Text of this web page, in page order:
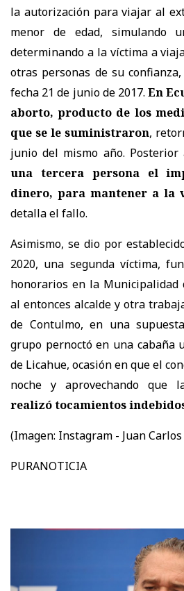
la autorización para viajar al
menor de edad, simulando
determinando a la víctima a
otras personas de su
fecha 21 de junio de 2017.En
aborto, producto de los
que se le suministraron,
junio del mismo año.
una tercera persona el
dinero, para mantener a la
detalla el fallo.
Asimismo, se dio por
2020, una segunda víctima,
honorarios en la Municipalidad
al entonces alcalde y otra
de Contulmo, en una
grupo pernoctó en una cabaña
de Licahue, ocasión en que el
noche y aprovechando que
realizó tocamientos
(Imagen: Instagram - Juan
PURANOTICIA